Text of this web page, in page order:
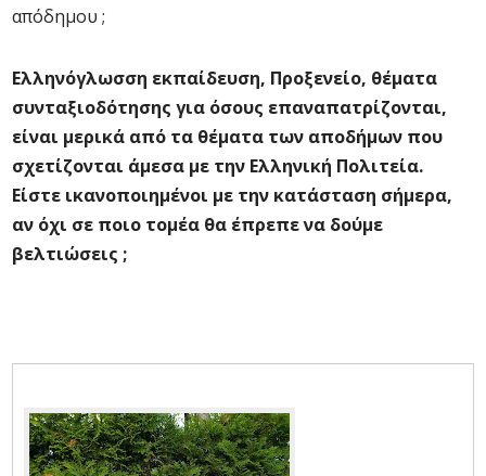
απόδημου ;
Ελληνόγλωσση εκπαίδευση, Προξενείο, θέματα
συνταξιοδότησης για όσους επαναπατρίζονται,
είναι μερικά από τα θέματα των αποδήμων που
σχετίζονται άμεσα με την Ελληνική Πολιτεία.
Είστε ικανοποιημένοι με την κατάσταση σήμερα,
αν όχι σε ποιο τομέα θα έπρεπε να δούμε
βελτιώσεις ;